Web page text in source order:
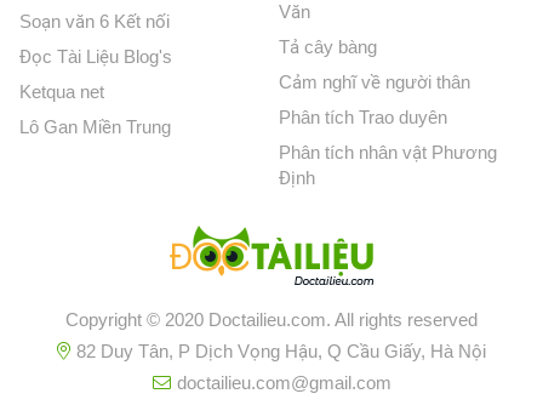
Soạn văn 6 Kết nối
Đọc Tài Liệu Blog's
Ketqua net
Lô Gan Miền Trung
Văn
Tả cây bàng
Cảm nghĩ về người thân
Phân tích Trao duyên
Phân tích nhân vật Phương
Định
Copyright © 2020 Doctailieu.com. All rights reserved
82 Duy Tân, P Dịch Vọng Hậu, Q Cầu Giấy, Hà Nội
doctailieu.com@gmail.com